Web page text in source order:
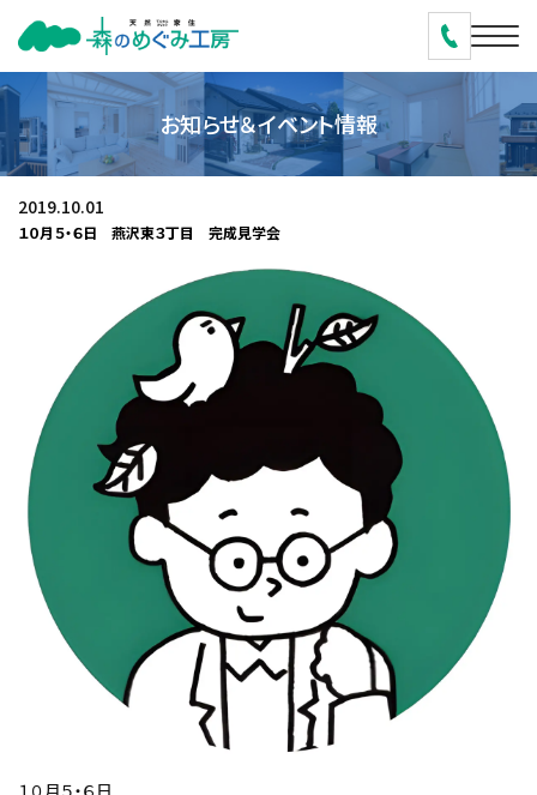
お知らせ＆イベント情報
2019.10.01
１０月５・６日 燕沢東３丁目 完成見学会
１０月５・６日